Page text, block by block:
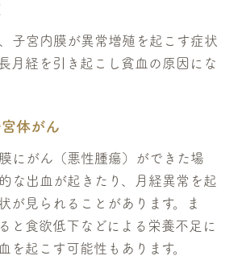
子宮内膜が異常増殖を起こす症状
月経を引き起こし貧血の原因にな
体がん
にがん（悪性腫瘍）ができた場
な出血が起きたり、月経異常を起
が見られることがあります。ま
と食欲低下などによる栄養不足に
を起こす可能性もあります。